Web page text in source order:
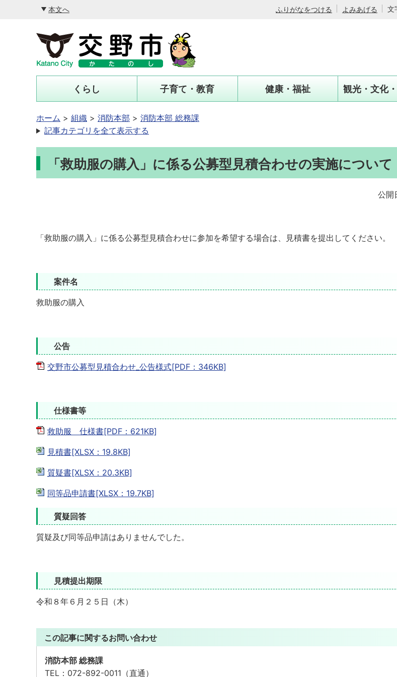
本文へ ふりがなをつける よみあげる 文
くらし 子育て・教育 健康・福祉 観光・文化
ホーム 組織 消防本部
消防本部 総務課
記事カテゴリを全て表示する
「救助服の購入」に係る公募型見積合わせの実施について
公開
「救助服の購入」に係る公募型見積合わせに参加を希望する場合は、見積書を提出してください。
案件名
救助服の購入
公告
交野市公募型見積合わせ_公告様式[PDF：346KB]
仕様書等
救助服 仕様書[PDF：621KB]
見積書[XLSX：19.8KB]
質疑書[XLSX：20.3KB]
同等品申請書[XLSX：19.7KB]
質疑回答
質疑及び同等品申請はありませんでした。
見積提出期限
令和８年６月２５日（木）
この記事に関するお問い合わせ
消防本部 総務課
TEL： 072-892-0011（直通）